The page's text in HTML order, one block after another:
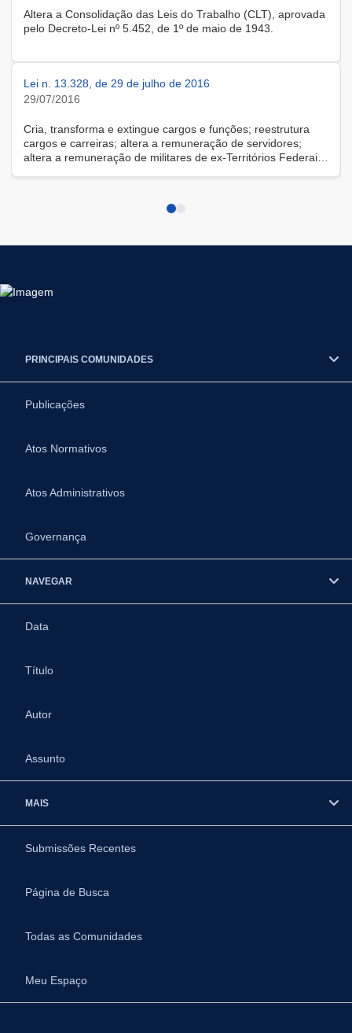
Altera a Consolidação das Leis do Trabalho (CLT), aprovada
pelo Decreto-Lei nº 5.452, de 1º de maio de 1943.
Lei n. 13.328, de 29 de julho de 2016
29/07/2016
Cria, transforma e extingue cargos e funções; reestrutura
cargos e carreiras; altera a remuneração de servidores;
altera a remuneração de militares de ex-Territórios Federais;
sobre requisição e cessão de servidores.
PRINCIPAIS COMUNIDADES
Publicações
Atos Normativos
Atos Administrativos
Governança
NAVEGAR
Data
Título
Autor
Assunto
MAIS
Submissões Recentes
Página de Busca
Todas as Comunidades
Meu Espaço